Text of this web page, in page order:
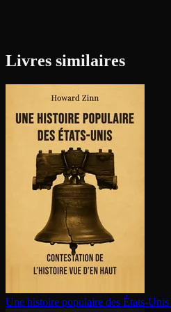
Livres similaires
Une histoire populaire des États-Unis